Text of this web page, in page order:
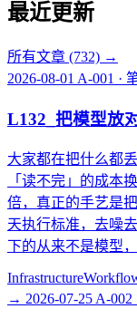
最近更新
所有文章 (732) →
2026-08-01 A-001 ·
L132_把模型放
大家都在把什么都
「读不完」的成本
倍，真正的手艺是
天执行标准，去噪
下的从来不是模型，
Infrastructure
→ 2026-07-25 A-002